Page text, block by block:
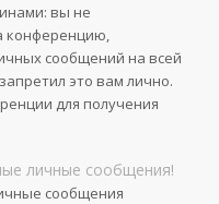
вы не
конференцию,
сообщений на всей
это вам лично.
для получения
личные сообщения!
сообщения